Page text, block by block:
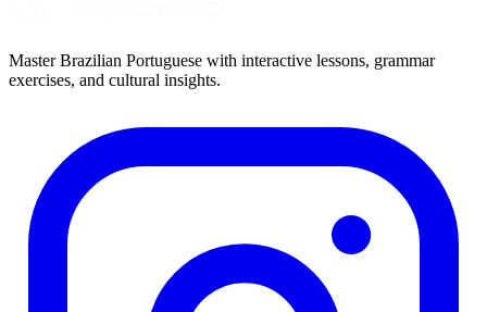
Master Brazilian Portuguese with interactive lessons, grammar
exercises, and cultural insights.